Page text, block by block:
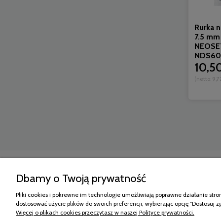
Rurka
7.5
(netto:
Kontakt
Płatność
Koszt dostawy
Czas realizacji zamówienia
Dbamy o Twoją prywatność
Pliki cookies i pokrewne im technologie umożliwiają poprawne działanie
dostosować użycie plików do swoich preferencji, wybierając opcję "Dostosuj
Więcej o plikach cookies przeczytasz w naszej Polityce prywatności.